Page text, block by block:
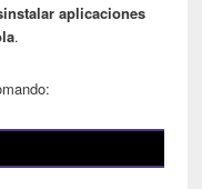
aplicaciones
.